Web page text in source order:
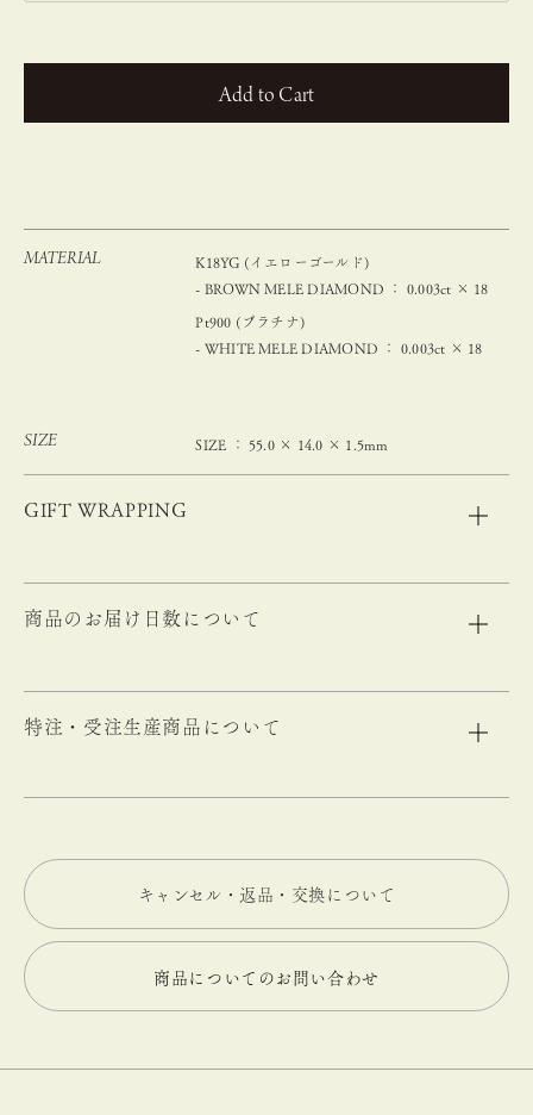
カートに入れる
MATERIAL
K18YG (イエローゴールド)
- BROWN MELE DIAMOND ： 0.003ct × 18
Pt900 (プラチナ)
- WHITE MELE DIAMOND ： 0.003ct × 18
SIZE SIZE ： 55.0 × 14.0 × 1.5mm
GIFT WRAPPING
商品のお届け日数について
特注・受注生産商品について
キャンセル・返品・交換について
商品についてのお問い合わせ